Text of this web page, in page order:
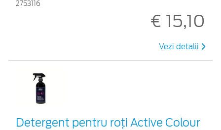
2753116
€ 15,10
Vezi detalii
Detergent pentru roți Active Colour